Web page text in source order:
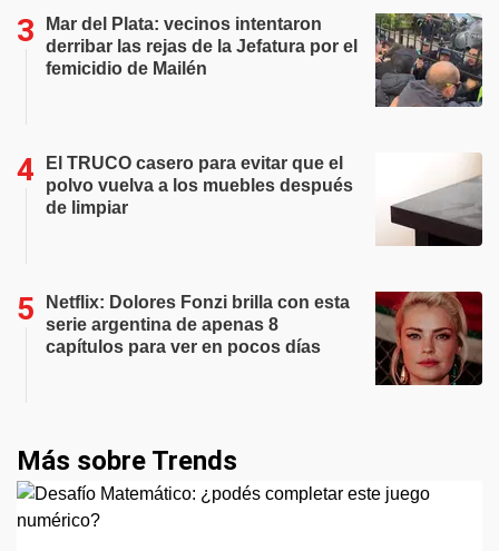
Mar del Plata: vecinos intentaron
derribar las rejas de la Jefatura por el
femicidio de Mailén
El TRUCO casero para evitar que el
polvo vuelva a los muebles después
de limpiar
Netflix: Dolores Fonzi brilla con esta
serie argentina de apenas 8
capítulos para ver en pocos días
Más sobre Trends